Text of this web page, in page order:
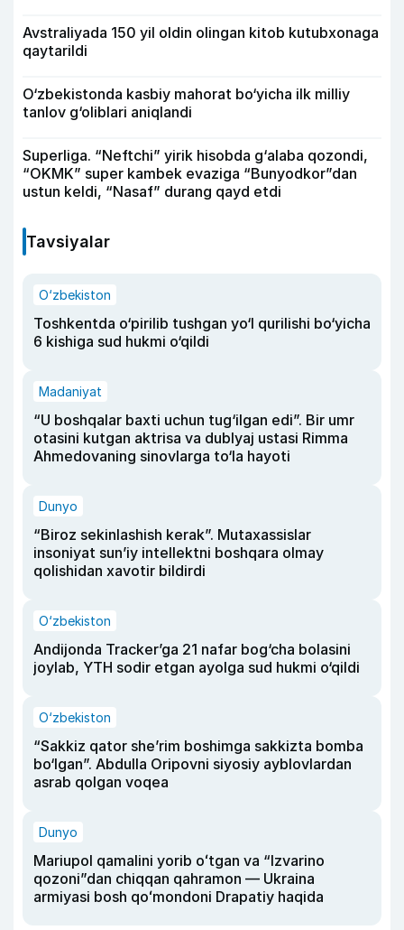
Avstraliyada 150 yil oldin olingan kitob kutubxonaga
qaytarildi
O‘zbekistonda kasbiy mahorat bo‘yicha ilk milliy
tanlov g‘oliblari aniqlandi
Superliga. “Neftchi” yirik hisobda g‘alaba qozondi,
“OKMK” super kambek evaziga “Bunyodkor”dan
ustun keldi, “Nasaf” durang qayd etdi
Tavsiyalar
O‘zbekiston
Toshkentda o‘pirilib tushgan yo‘l qurilishi bo‘yicha
6 kishiga sud hukmi o‘qildi
Madaniyat
“U boshqalar baxti uchun tug‘ilgan edi”. Bir umr
otasini kutgan aktrisa va dublyaj ustasi Rimma
Ahmedovaning sinovlarga to‘la hayoti
Dunyo
“Biroz sekinlashish kerak”. Mutaxassislar
insoniyat sun’iy intellektni boshqara olmay
qolishidan xavotir bildirdi
O‘zbekiston
Andijonda Tracker’ga 21 nafar bog‘cha bolasini
joylab, YTH sodir etgan ayolga sud hukmi o‘qildi
O‘zbekiston
“Sakkiz qator she’rim boshimga sakkizta bomba
bo‘lgan”. Abdulla Oripovni siyosiy ayblovlardan
asrab qolgan voqea
Dunyo
Mariupol qamalini yorib oʻtgan va “Izvarino
qozoni”dan chiqqan qahramon — Ukraina
armiyasi bosh qoʻmondoni Drapatiy haqida